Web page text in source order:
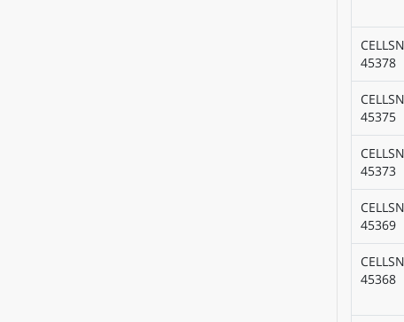
45378
45375
45373
45369
45368